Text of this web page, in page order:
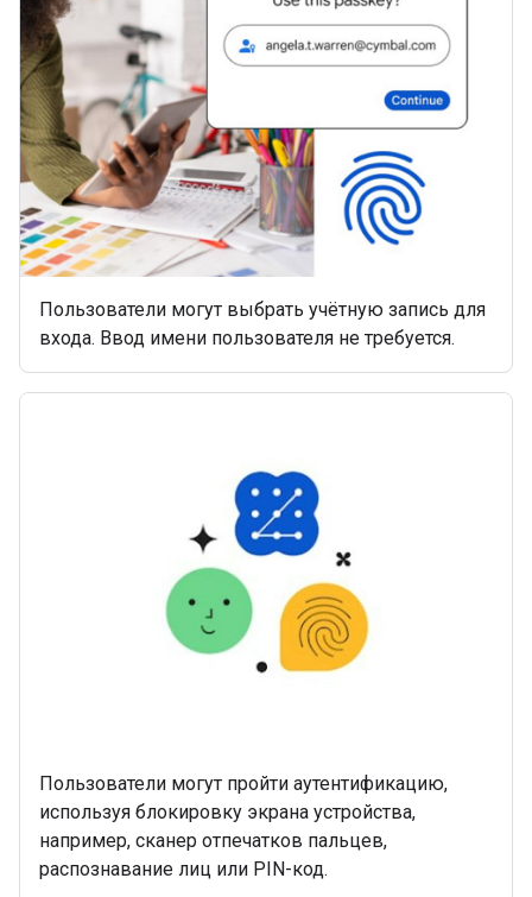
Пользователи могут выбрать учётную запись для
входа. Ввод имени пользователя не требуется.
Пользователи могут пройти аутентификацию,
используя блокировку экрана устройства,
например, сканер отпечатков пальцев,
распознавание лиц или PIN-код.